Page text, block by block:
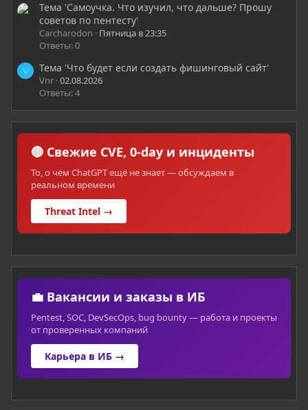
Тема 'Самоучка. Что изучил, что дальше? Прошу
советов по пентесту'
Carcharodon
Пятница в 23:35
Ответы: 0
V Тема 'Что будет если создать фишинговый сайт'
Vnr 02.08.2026
Ответы: 4
🔴 Свежие CVE, 0-day и инциденты
То, о чём ChatGPT ещё не знает — обсуждаем в
реальном времени
Threat Intel →
💼 Вакансии и заказы в ИБ
Pentest, SOC, DevSecOps, bug bounty — работа и проекты
от проверенных компаний
Карьера в ИБ →